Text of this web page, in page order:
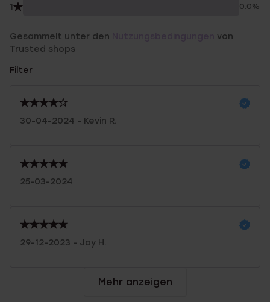
1 0.0%
Gesammelt unter den
von
Trusted shops
Filter
30-04-2024 - Kevin R.
25-03-2024
29-12-2023 - Jay H.
Mehr anzeigen